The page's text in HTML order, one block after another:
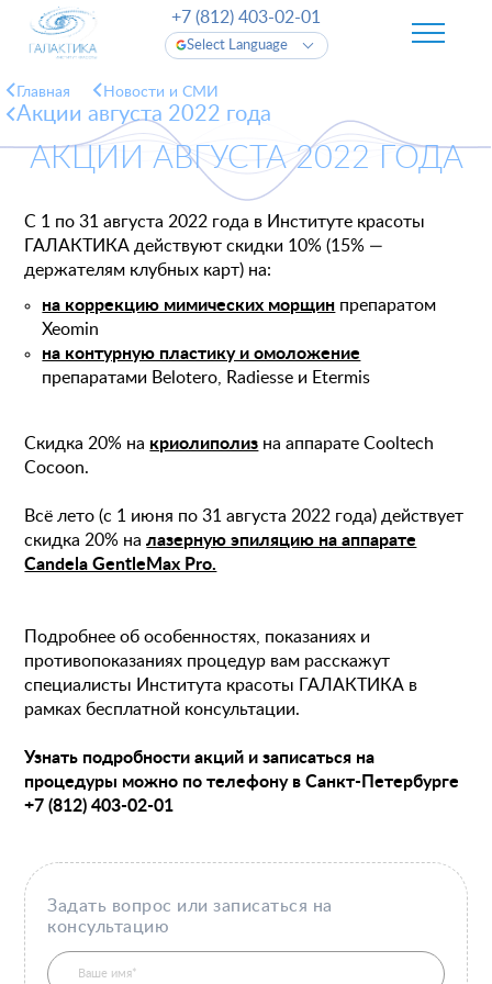
Select Language
+7 (812) 403-02-01
Главная Новости и СМИ
Акции августа 2022 года
АКЦИИ АВГУСТА 2022 ГОДА
С 1 по 31 августа 2022 года в Институте красоты
ГАЛАКТИКА действуют скидки 10% (15% —
держателям клубных карт) на:
на коррекцию мимических морщин препаратом
Xeomin
на контурную пластику и омоложение
препаратами Belotero, Radiesse и Etermis
Скидка 20% на криолиполиз на аппарате Cooltech
Cocoon.
Всё лето (с 1 июня по 31 августа 2022 года) действует
скидка 20% налазерную эпиляцию на аппарате
Candela GentleMax Pro.
Подробнее об особенностях, показаниях и
противопоказаниях процедур вам расскажут
специалисты Института красоты ГАЛАКТИКА в
рамках бесплатной консультации.
Узнать подробности акций и записаться на
процедуры можно по телефону в Санкт-Петербурге
+7 (812) 403-02-01
Задать вопрос или записаться на
консультацию